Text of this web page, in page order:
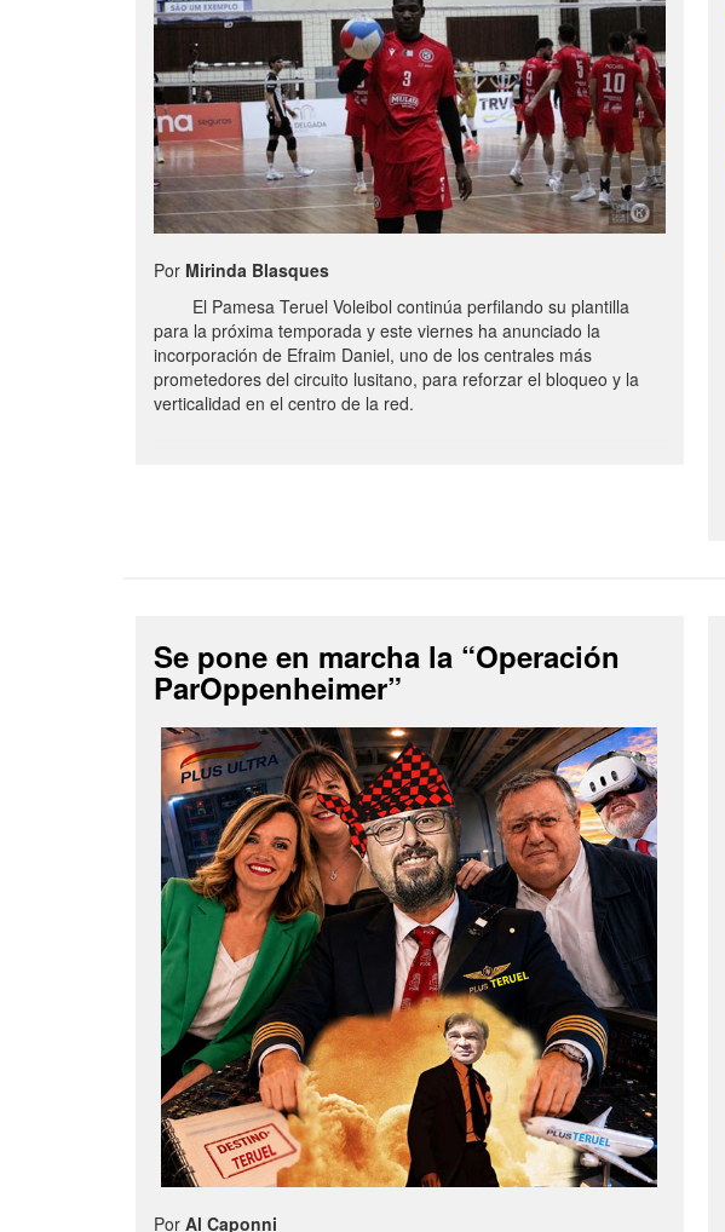
Por Mirinda Blasques
El Pamesa Teruel Voleibol continúa perfilando su plantilla
para la próxima temporada y este viernes ha anunciado la
incorporación de Efraim Daniel, uno de los centrales más
prometedores del circuito lusitano, para reforzar el bloqueo y la
verticalidad en el centro de la red.
Se pone en marcha la “Operación
ParOppenheimer”
Por Al Caponni